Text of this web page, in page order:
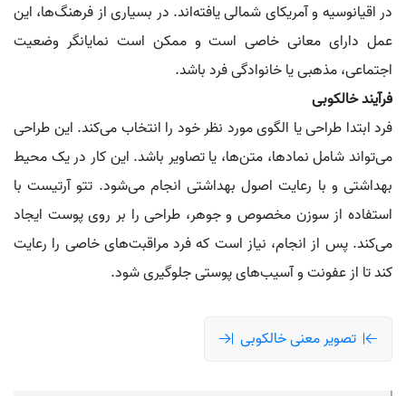
در اقیانوسیه و آمریکای شمالی یافته‌اند. در بسیاری از فرهنگ‌ها، این
عمل دارای معانی خاصی است و ممکن است نمایانگر وضعیت
اجتماعی، مذهبی یا خانوادگی فرد باشد.
فرآیند خالکوبی
فرد ابتدا طراحی یا الگوی مورد نظر خود را انتخاب می‌کند. این طراحی
می‌تواند شامل نمادها، متن‌ها، یا تصاویر باشد. این کار در یک محیط
بهداشتی و با رعایت اصول بهداشتی انجام می‌شود. تتو آرتیست با
استفاده از سوزن مخصوص و جوهر، طراحی را بر روی پوست ایجاد
می‌کند. پس از انجام، نیاز است که فرد مراقبت‌های خاصی را رعایت
کند تا از عفونت و آسیب‌های پوستی جلوگیری شود.
تصویر معنی خالکوبی